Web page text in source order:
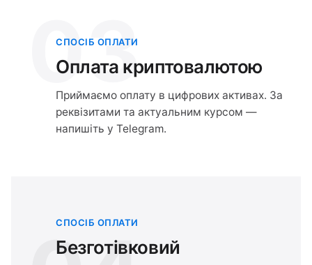
03
СПОСІБ ОПЛАТИ
Оплата криптовалютою
Приймаємо оплату в цифрових активах. За
реквізитами та актуальним курсом —
напишіть у Telegram.
СПОСІБ ОПЛАТИ
Безготівковий